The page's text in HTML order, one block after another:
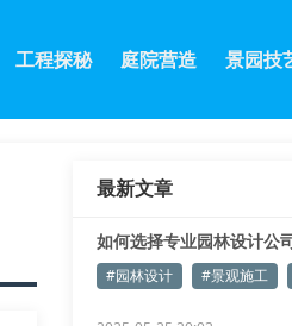
工程探秘 庭院营造 景园技
最新文章
如何选择专业园林设计公
#园林设计 #景观施工